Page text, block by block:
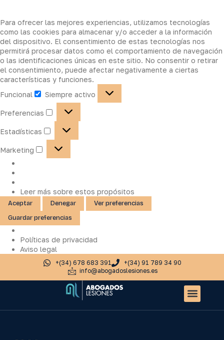
Para ofrecer las mejores experiencias, utilizamos tecnologías
como las cookies para almacenar y/o acceder a la información
del dispositivo. El consentimiento de estas tecnologías nos
permitirá procesar datos como el comportamiento de navegación
o las identificaciones únicas en este sitio. No consentir o retirar
el consentimiento, puede afectar negativamente a ciertas
características y funciones.
Funcional
Siempre activo
Preferencias
Estadísticas
Marketing
Leer más sobre estos propósitos
Aceptar Denegar
Ver preferencias
Guardar preferencias
Políticas de privacidad
Aviso legal
+(34) 678 683 391
+(34) 91 789 34 90
info@abogadoslesiones.es